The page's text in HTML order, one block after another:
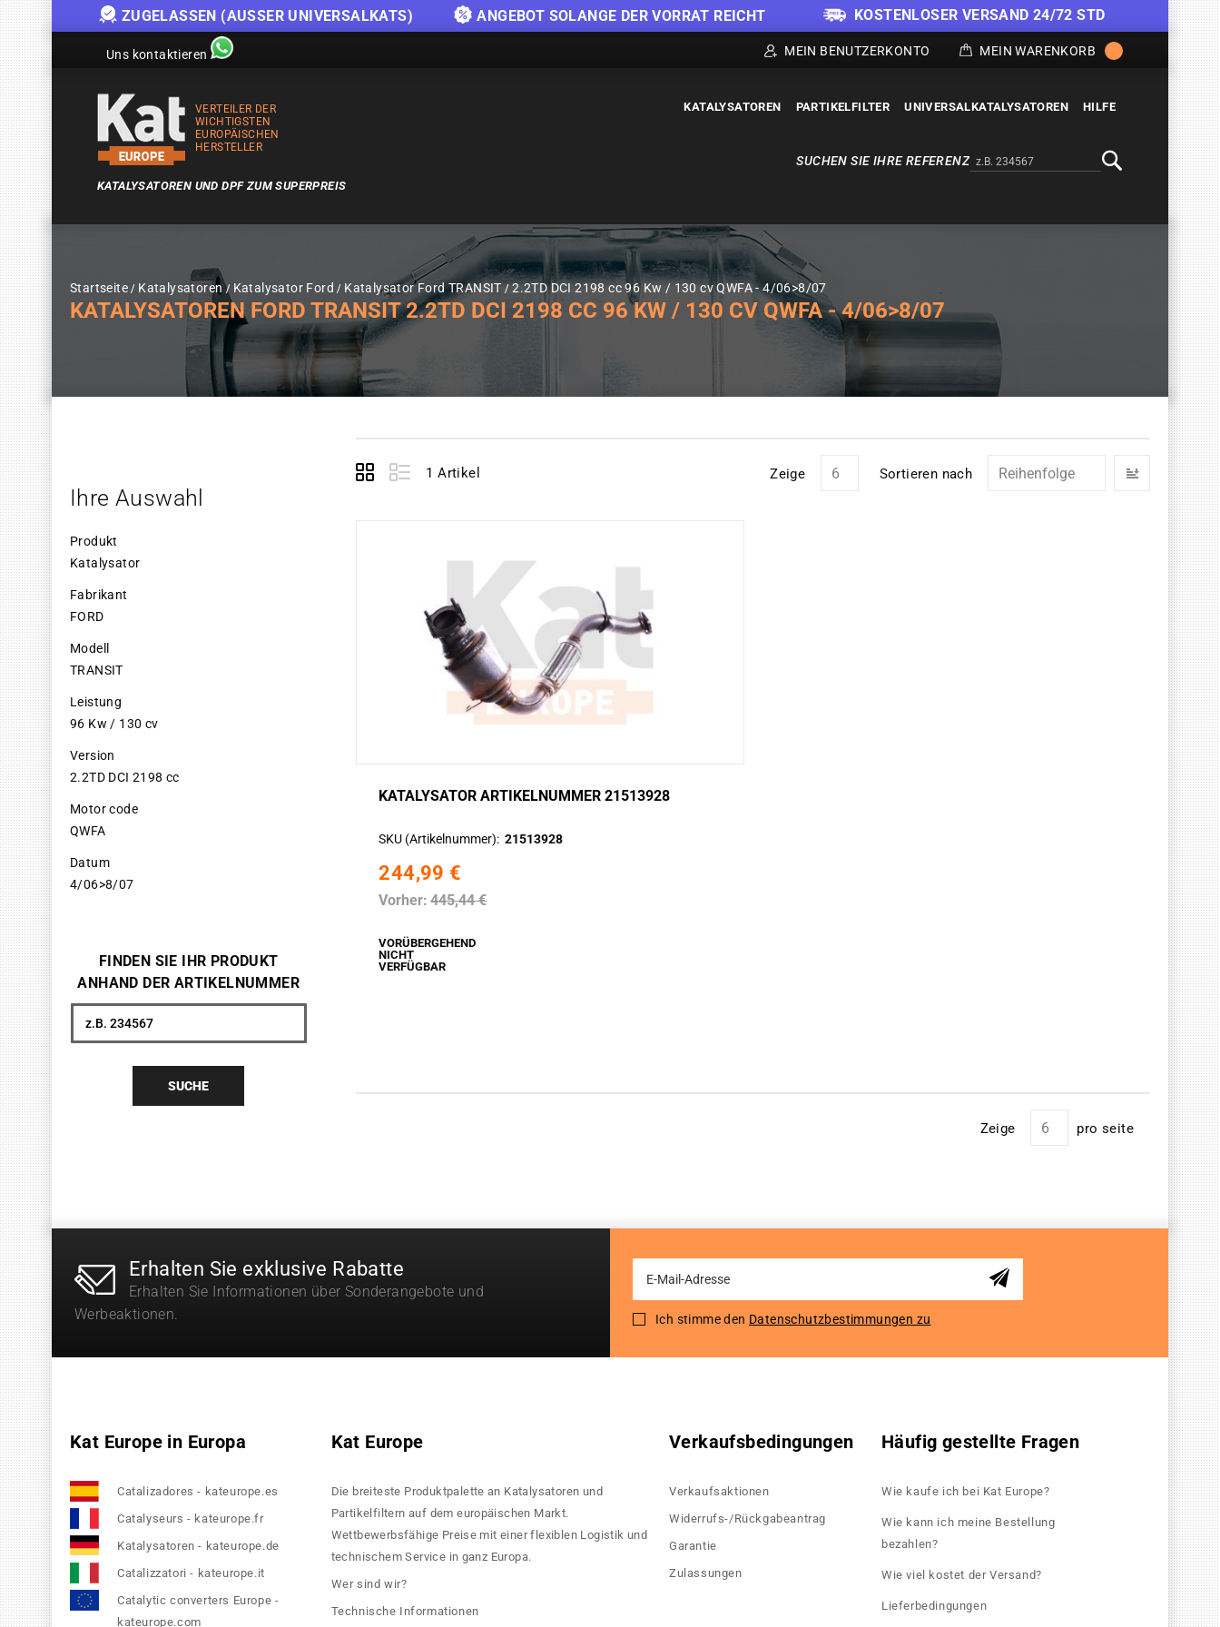
ZUGELASSEN (AUSSER UNIVERSALKATS) ANGEBOT SOLANGE DER VORRAT REICHT KOSTENLOSER VERSAND 24/72 STD
Uns kontaktieren MEIN BENUTZERKONTO MEIN WARENKORB
VERTEILER DER
WICHTIGSTEN
EUROPÄISCHEN
HERSTELLER
KATALYSATOREN UND DPF ZUM SUPERPREIS
KATALYSATOREN PARTIKELFILTER UNIVERSALKATALYSATOREN HILFE
Alternativa a Doofinder
SUCHEN SIE IHRE REFERENZ
Startseite Katalysatoren Katalysator Ford Katalysator Ford TRANSIT 2.2TD DCI 2198 cc 96 Kw / 130 cv QWFA - 4/06>8/07
KATALYSATOREN FORD TRANSIT 2.2TD DCI 2198 CC 96 KW / 130 CV QWFA - 4/06>8/07
View
Grid Einstellen
1 Artikel Zeige Sortieren nach
KATALYSATOR ARTIKELNUMMER 21513928
SKU (Artikelnummer) 21513928
244,99 €
Vorher: 445,44 €
VORÜBERGEHEND
NICHT
VERFÜGBAR
Zeige pro seite
Ihre Auswahl
Produkt
Katalysator
Fabrikant
FORD
Modell
TRANSIT
Leistung
96 Kw / 130 cv
Version
2.2TD DCI 2198 cc
Motor code
QWFA
Datum
4/06>8/07
FINDEN SIE IHR PRODUKT
ANHAND DER ARTIKELNUMMER
Suche
SUCHE
Erhalten Sie exklusive Rabatte
Erhalten Sie Informationen über Sonderangebote und
Werbeaktionen.
for
Newsletter:
Ich stimme den Datenschutzbestimmungen zu
Kat Europe in Europa
Catalizadores - kateurope.es
Catalyseurs - kateurope.fr
Katalysatoren - kateurope.de
Catalizzatori - kateurope.it
Catalytic converters Europe -
kateurope.com
Kat Europe
Die breiteste Produktpalette an Katalysatoren und
Partikelfiltern auf dem europäischen Markt.
Wettbewerbsfähige Preise mit einer flexiblen Logistik und
technischem Service in ganz Europa.
Wer sind wir?
Technische Informationen
Verkaufsbedingungen
Verkaufsaktionen
Widerrufs-/Rückgabeantrag
Garantie
Zulassungen
Häufig gestellte Fragen
Wie kaufe ich bei Kat Europe?
Wie kann ich meine Bestellung
bezahlen?
Wie viel kostet der Versand?
Lieferbedingungen